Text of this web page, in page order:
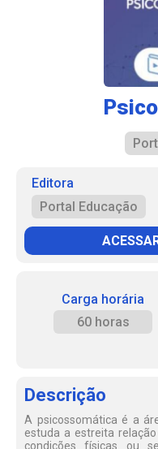
Editora
Portal Educação
Carga horária
60 horas
Descrição
A psicossomática é a
estuda a estreita
condições físicas ou